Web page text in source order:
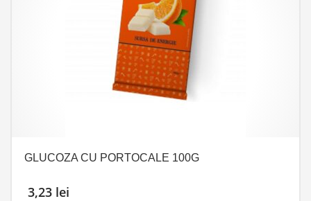
GLUCOZA CU PORTOCALE 100G
3,23 lei